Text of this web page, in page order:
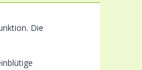
Die